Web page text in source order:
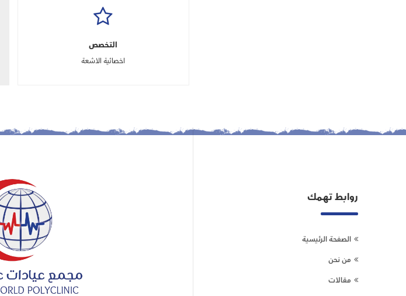
التخصص
اخصائية الاشعة
روابط تهمك
الصفحة الرئيسية
من نحن
مقالات